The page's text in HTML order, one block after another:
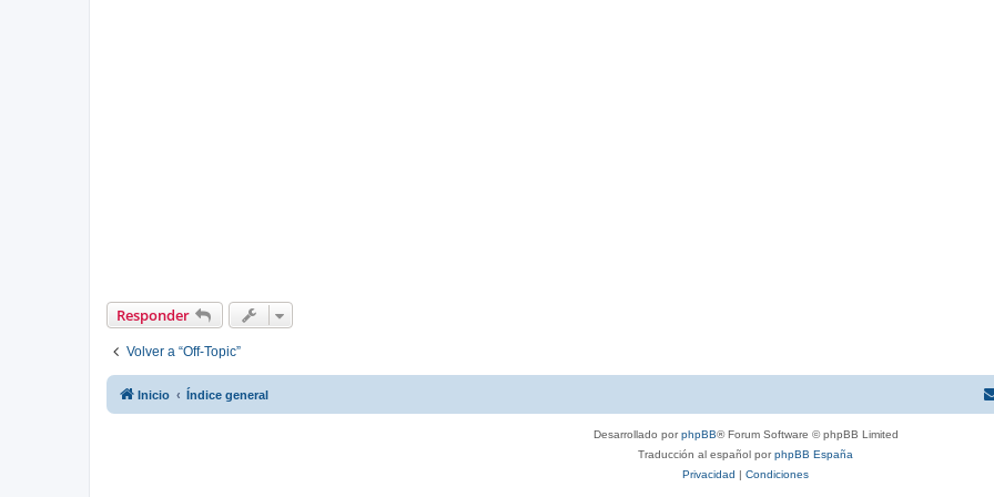
Responder
Volver a “Off-Topic”
Inicio Índice general
Desarrollado porphpBB® Forum Software © phpBB Limited
Traducción al español porphpBB España
Privacidad | Condiciones